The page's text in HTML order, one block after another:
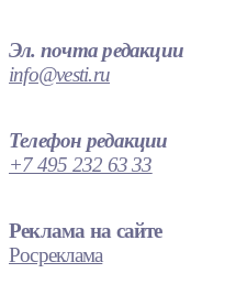
Эл. почта редакции
info@vesti.ru
Телефон редакции
+7 495 232 63 33
Реклама на сайте
Росреклама